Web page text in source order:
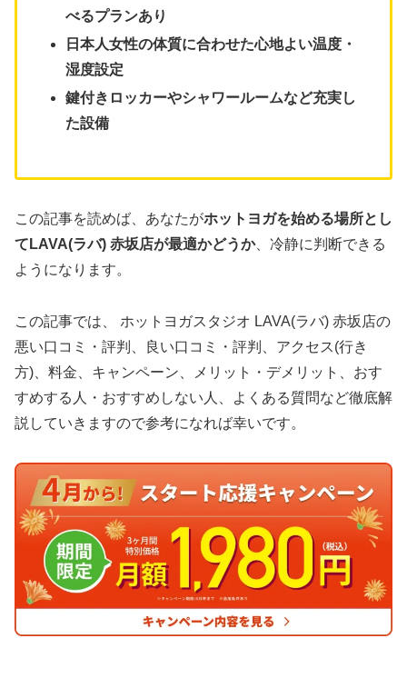
べるプランあり
日本人女性の体質に合わせた心地よい温度・
湿度設定
鍵付きロッカーやシャワールームなど充実し
た設備
この記事を読めば、あなたがホットヨガを始める場所とし
てLAVA(ラバ) 赤坂店が最適かどうか、冷静に判断できる
ようになります。
この記事では、 ホットヨガスタジオ LAVA(ラバ) 赤坂店の
悪い口コミ・評判、良い口コミ・評判、アクセス(行き
方)、料金、キャンペーン、メリット・デメリット、おす
すめする人・おすすめしない人、よくある質問など徹底解
説していきますので参考になれば幸いです。